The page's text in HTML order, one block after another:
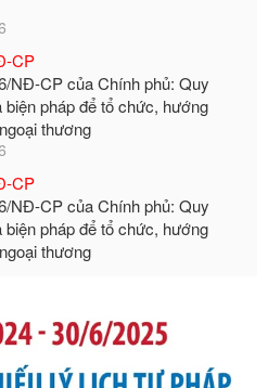
NĐ-CP của Chính phủ: Quy
pháp để tổ chức, hướng
thương
CP
NĐ-CP của Chính phủ: Quy
pháp để tổ chức, hướng
thương
BTC
chính hướng dẫn thực hiện xử
lĩnh vực kho bạc nhà nước